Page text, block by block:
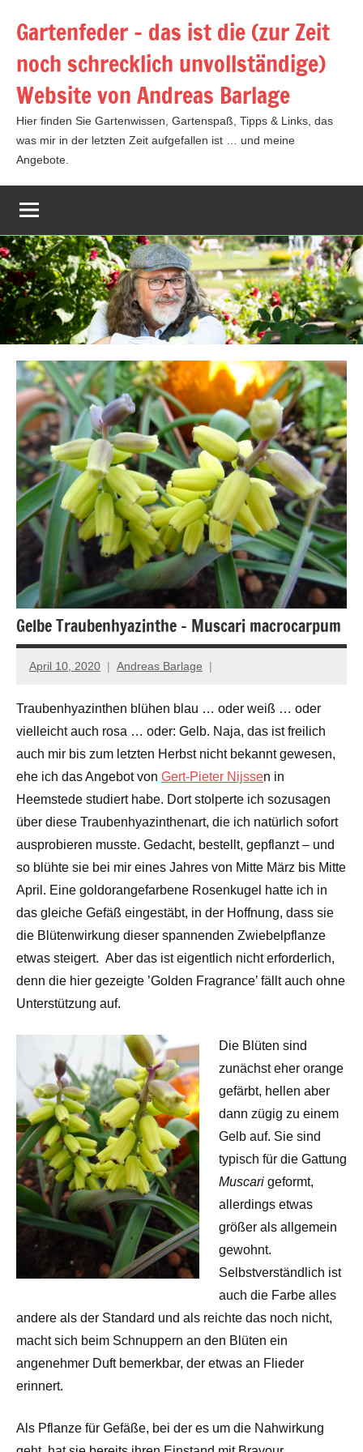
InhaltGartenfeder – das ist die (zur Zeit
noch schrecklich unvollständige)
Website von Andreas Barlage
Hier finden Sie Gartenwissen, Gartenspaß, Tipps & Links, das
was mir in der letzten Zeit aufgefallen ist … und meine
Angebote.
Gelbe Traubenhyazinthe – Muscari macrocarpum
April 10, 2020 Andreas Barlage
Traubenhyazinthen blühen blau … oder weiß … oder
vielleicht auch rosa … oder: Gelb. Naja, das ist freilich
auch mir bis zum letzten Herbst nicht bekannt gewesen,
ehe ich das Angebot von Gert-Pieter Nijssen in
Heemstede studiert habe. Dort stolperte ich sozusagen
über diese Traubenhyazinthenart, die ich natürlich sofort
ausprobieren musste. Gedacht, bestellt, gepflanzt – und
so blühte sie bei mir eines Jahres von Mitte März bis Mitte
April. Eine goldorangefarbene Rosenkugel hatte ich in
das gleiche Gefäß eingestäbt, in der Hoffnung, dass sie
die Blütenwirkung dieser spannenden Zwiebelpflanze
etwas steigert. Aber das ist eigentlich nicht erforderlich,
denn die hier gezeigte ’Golden Fragrance’ fällt auch ohne
Unterstützung auf.
Die Blüten sind
zunächst eher orange
gefärbt, hellen aber
dann zügig zu einem
Gelb auf. Sie sind
typisch für die Gattung
Muscari geformt,
allerdings etwas
größer als allgemein
gewohnt.
Selbstverständlich ist
auch die Farbe alles
andere als der Standard und als reichte das noch nicht,
macht sich beim Schnuppern an den Blüten ein
angenehmer Duft bemerkbar, der etwas an Flieder
erinnert.
Als Pflanze für Gefäße, bei der es um die Nahwirkung